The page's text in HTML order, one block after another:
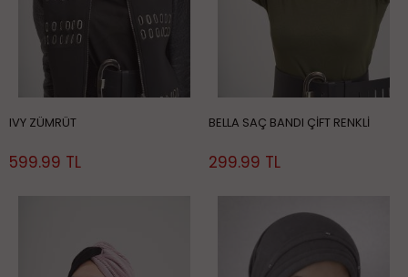
IVY ZÜMRÜT
599.99 TL
BELLA SAÇ BANDI ÇİFT RENKLİ
299.99 TL